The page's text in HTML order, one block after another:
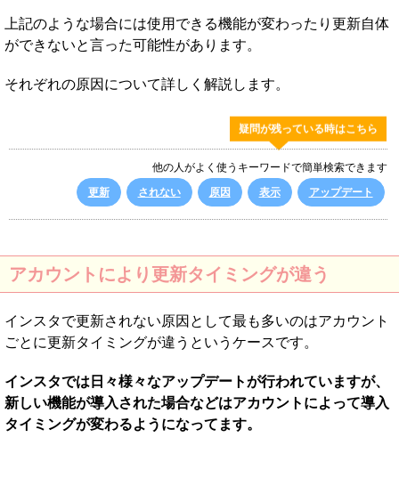
上記のような場合には使用できる機能が変わったり更新自体
ができないと言った可能性があります。
それぞれの原因について詳しく解説します。
疑問が残っている時はこちら
他の人がよく使うキーワードで簡単検索できます
更新
されない 原因 表示 アップデート
アカウントにより更新タイミングが違う
インスタで更新されない原因として最も多いのはアカウント
ごとに更新タイミングが違うというケースです。
インスタでは日々様々なアップデートが行われていますが、
新しい機能が導入された場合などはアカウントによって導入
タイミングが変わるようになってます。